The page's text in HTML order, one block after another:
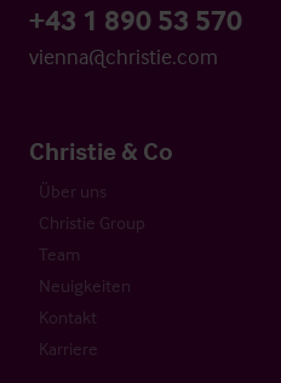
+43 1 890 53 570
vienna@christie.com
Christie & Co
Über uns
Christie Group
Team
Neuigkeiten
Kontakt
Karriere